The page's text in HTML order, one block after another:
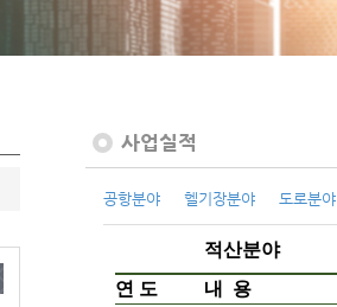
사업실적
공항분야 헬기장분야 도로분야
적산분야
연 도
내 용